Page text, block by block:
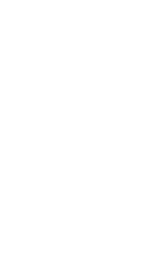
to browse this website,
our